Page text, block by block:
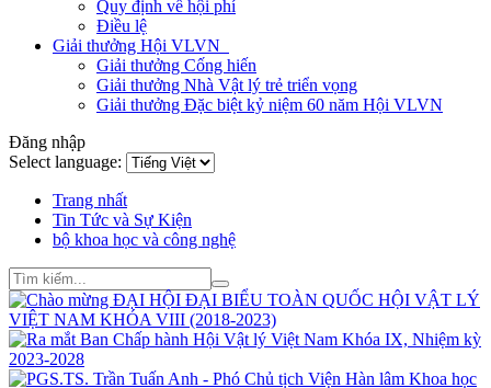
Quy định về hội phí
Điều lệ
Giải thưởng Hội VLVN
Giải thưởng Cống hiến
Giải thưởng Nhà Vật lý trẻ triển vọng
Giải thưởng Đặc biệt kỷ niệm 60 năm Hội VLVN
Đăng nhập
Select language:
Trang nhất
Tin Tức và Sự Kiện
bộ khoa học và công nghệ